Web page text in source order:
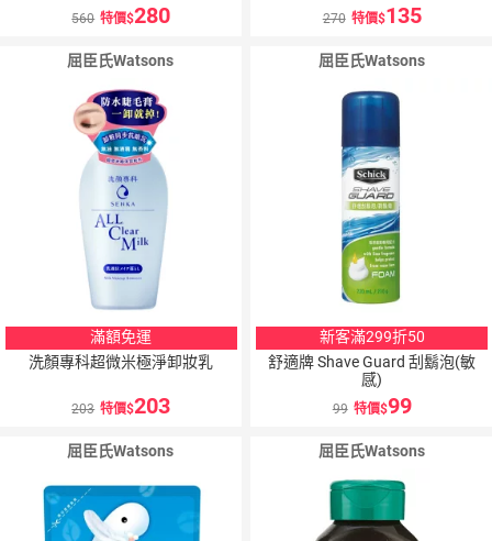
560 特價 280 270 特價 135
屈臣氏Watsons
滿額免運
洗顏專科超微米極淨卸妝乳
203 特價 203
屈臣氏Watsons
新客滿299折50
舒適牌 Shave Guard 刮鬍泡(敏
感)
99 特價 99
屈臣氏Watsons 屈臣氏Watsons